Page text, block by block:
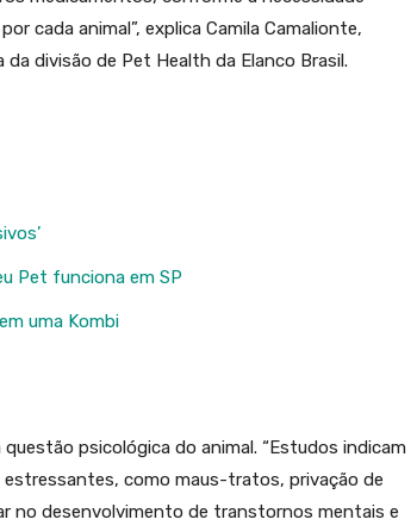
cada animal”, explica Camila Camalionte,
divisão de Pet Health da Elanco Brasil.
Pet funciona em SP
uma Kombi
psicológica do animal. “Estudos indicam
como maus-tratos, privação de
no desenvolvimento de transtornos mentais e